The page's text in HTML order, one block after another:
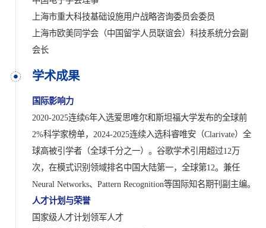
上海市重大科技基础设施用户战略咨询委员会委员
上海市欧美同学会（中国留学人员联谊会）科技系统分会副
会长
学术成果
国际影响力
2020-2025连续6年入选爱思唯尔和斯坦福大学发布的全球前
2%科学家榜单，2024-2025连续入选科睿唯安（Clarivate）全
球高被引学者（全球千分之一）。谷歌学术引用超过12万
次，在模式识别领域排名中国大陆第一，全球第12。兼任
Neural Networks、Pattern Recognition等国际知名期刊副主编。
人才计划与荣誉
国家级人才计划领军人才